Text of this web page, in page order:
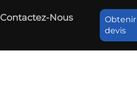
Contactez-Nous
devis